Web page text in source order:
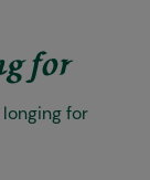
for
for